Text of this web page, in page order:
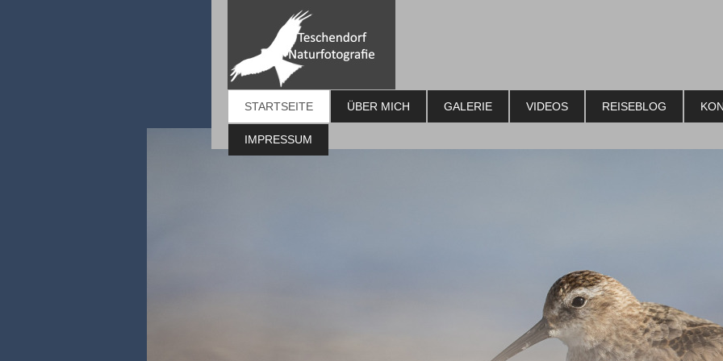
STARTSEITE ÜBER MICH GALERIE VIDEOS REISEBLOG
IMPRESSUM